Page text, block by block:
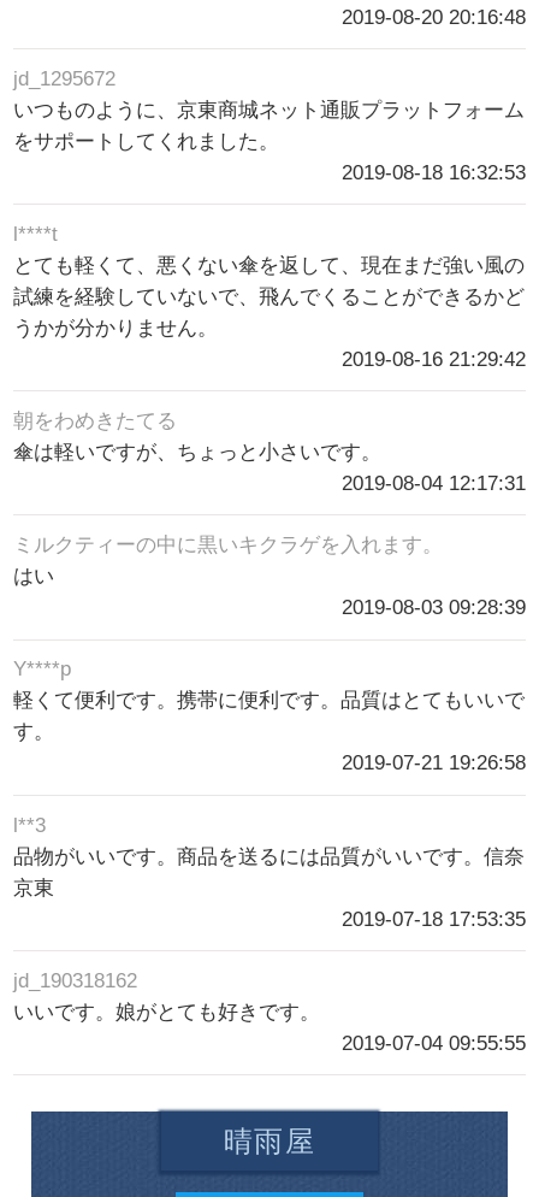
2019-08-20 20:16:48
jd_1295672
いつものように、京東商城ネット通販プラットフォーム
をサポートしてくれました。
2019-08-18 16:32:53
l****t
とても軽くて、悪くない傘を返して、現在まだ強い風の
試練を経験していないで、飛んでくることができるかど
うかが分かりません。
2019-08-16 21:29:42
朝をわめきたてる
傘は軽いですが、ちょっと小さいです。
2019-08-04 12:17:31
ミルクティーの中に黒いキクラゲを入れます。
はい
2019-08-03 09:28:39
Y****p
軽くて便利です。携帯に便利です。品質はとてもいいで
す。
2019-07-21 19:26:58
l**3
品物がいいです。商品を送るには品質がいいです。信奈
京東
2019-07-18 17:53:35
jd_190318162
いいです。娘がとても好きです。
2019-07-04 09:55:55
晴雨屋